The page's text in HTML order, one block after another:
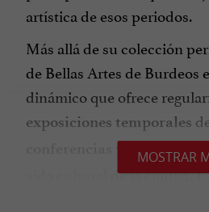
artística de esos periodos.
Más allá de su colección
de Bellas Artes de Burdeos
dinámico que ofrece
exposiciones temporales
y talleres,
vida cultural de la ciudad.
MOSTRAR